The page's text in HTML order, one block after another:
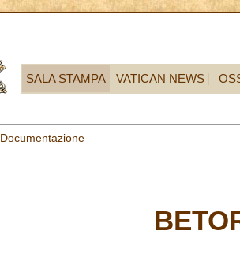
SALA STAMPA VATICAN NEWS
Documentazione